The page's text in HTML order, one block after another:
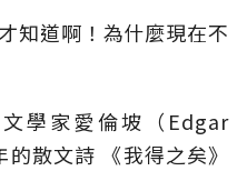
知道啊！為什麼現在不
學家愛倫坡（Edgar
散文詩 《我得之矣》